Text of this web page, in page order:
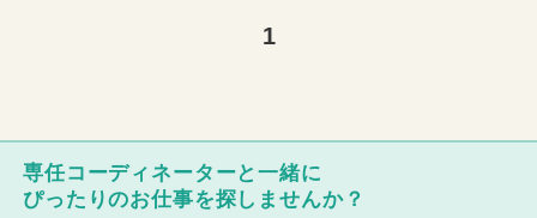
1
専任コーディネーターと一緒に
ぴったりのお仕事を探しませんか？